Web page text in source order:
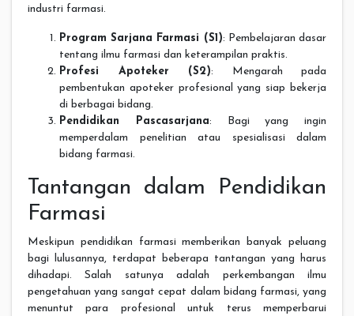
industri farmasi.
Program Sarjana Farmasi (S1): Pembelajaran dasar
tentang ilmu farmasi dan keterampilan praktis.
Profesi Apoteker (S2): Mengarah pada
pembentukan apoteker profesional yang siap bekerja
di berbagai bidang.
Pendidikan Pascasarjana: Bagi yang ingin
memperdalam penelitian atau spesialisasi dalam
bidang farmasi.
Tantangan dalam Pendidikan
Farmasi
Meskipun pendidikan farmasi memberikan banyak peluang
bagi lulusannya, terdapat beberapa tantangan yang harus
dihadapi. Salah satunya adalah perkembangan ilmu
pengetahuan yang sangat cepat dalam bidang farmasi, yang
menuntut para profesional untuk terus memperbarui